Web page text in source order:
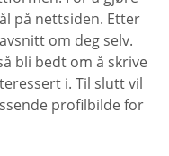
på nettsiden. Etter
om deg selv.
bli bedt om å skrive
i. Til slutt vil
profilbilde for